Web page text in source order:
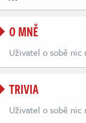
O MNĚ
Uživatel o sobě
TRIVIA
Uživatel o sobě